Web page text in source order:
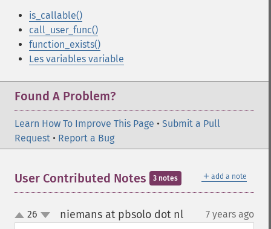
is_callable()
call_user_func()
function_exists()
Les variables variable
Found A Problem?
Learn How To Improve This Page • Submit a Pull
Request • Report a Bug
＋ add a note
User Contributed Notes 3 notes
up
down
26 niemans at pbsolo dot nl¶ 7 years ago